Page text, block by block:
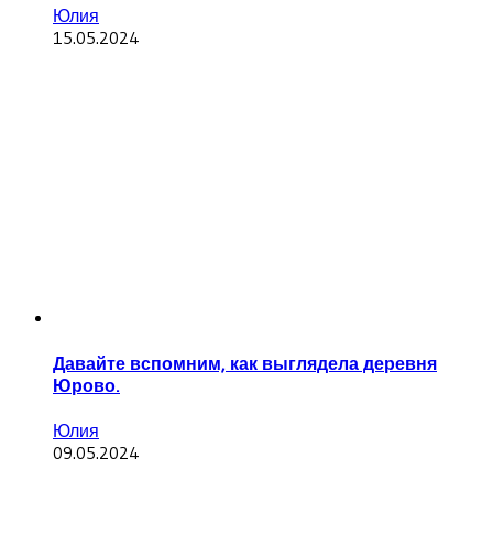
Юлия
15.05.2024
Давайте вспомним, как выглядела деревня
Юрово.
Юлия
09.05.2024